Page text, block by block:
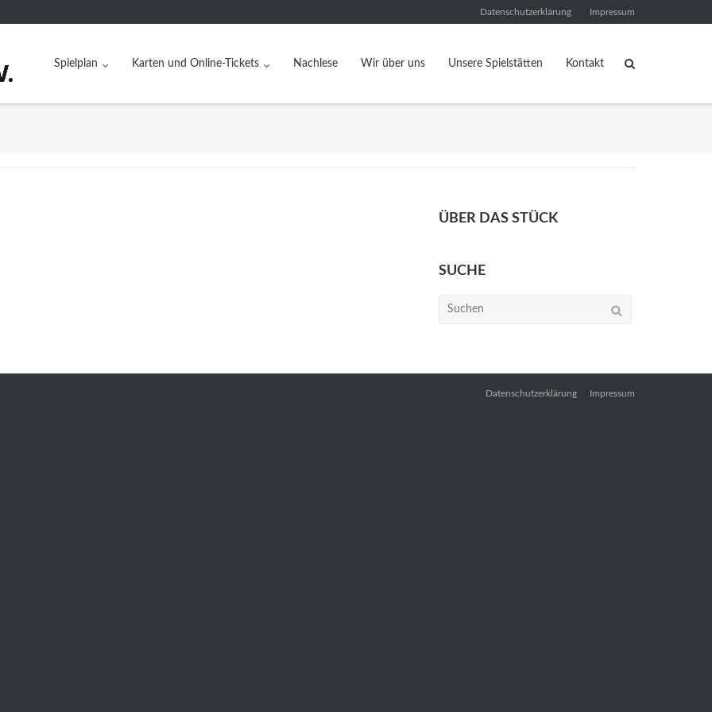
Datenschutzerklärung Impressum
Spielplan Karten und Online-Tickets Nachlese Wir über uns Unsere Spielstätten Kontakt
ÜBER DAS STÜCK
SUCHE
Suchen
Datenschutzerklärung Impressum